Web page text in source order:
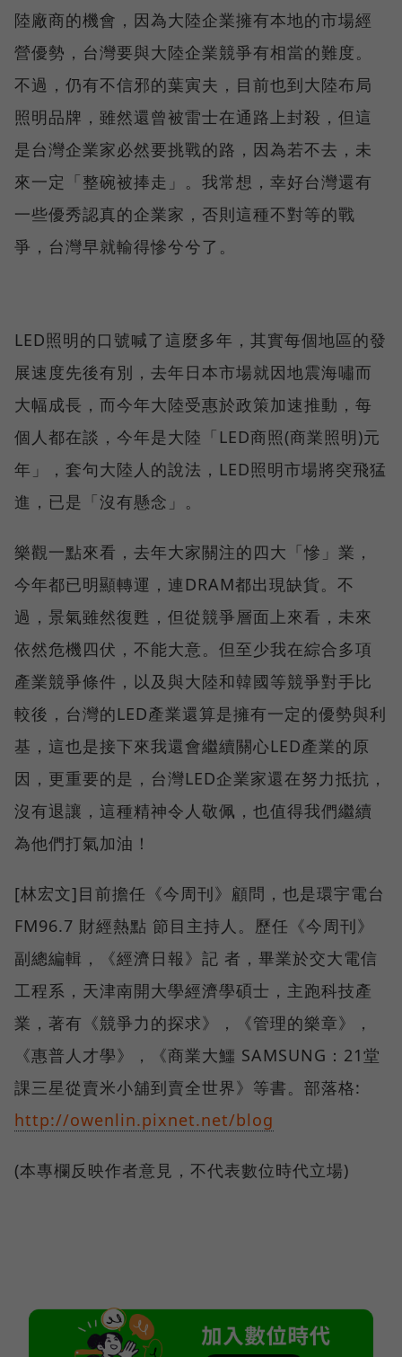
陸廠商的機會，因為大陸企業擁有本地的市場經
營優勢，台灣要與大陸企業競爭有相當的難度。
不過，仍有不信邪的葉寅夫，目前也到大陸布局
照明品牌，雖然還曾被雷士在通路上封殺，但這
是台灣企業家必然要挑戰的路，因為若不去，未
來一定「整碗被捧走」。我常想，幸好台灣還有
一些優秀認真的企業家，否則這種不對等的戰
爭，台灣早就輸得慘兮兮了。
LED照明的口號喊了這麼多年，其實每個地區的發
展速度先後有別，去年日本市場就因地震海嘯而
大幅成長，而今年大陸受惠於政策加速推動，每
個人都在談，今年是大陸「LED商照(商業照明)元
年」，套句大陸人的說法，LED照明市場將突飛猛
進，已是「沒有懸念」。
樂觀一點來看，去年大家關注的四大「慘」業，
今年都已明顯轉運，連DRAM都出現缺貨。不
過，景氣雖然復甦，但從競爭層面上來看，未來
依然危機四伏，不能大意。但至少我在綜合多項
產業競爭條件，以及與大陸和韓國等競爭對手比
較後，台灣的LED產業還算是擁有一定的優勢與利
基，這也是接下來我還會繼續關心LED產業的原
因，更重要的是，台灣LED企業家還在努力抵抗，
沒有退讓，這種精神令人敬佩，也值得我們繼續
為他們打氣加油！
[林宏文]目前擔任《今周刊》顧問，也是環宇電台
FM96.7 財經熱點 節目主持人。歷任《今周刊》
副總編輯，《經濟日報》記 者，畢業於交大電信
工程系，天津南開大學經濟學碩士，主跑科技產
業，著有《競爭力的探求》，《管理的樂章》，
《惠普人才學》，《商業大鱷 SAMSUNG：21堂
課三星從賣米小舖到賣全世界》等書。部落格:
http://owenlin.pixnet.net/blog
(本專欄反映作者意見，不代表數位時代立場)